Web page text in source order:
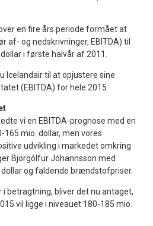
en fire års periode formået at
og nedskrivninger, EBITDA) til
i første halvår af 2011.
Icelandair til at opjustere sine
(EBITDA) for hele 2015.
vi en EBITDA-prognose med en
mio. dollar, men vores
udvikling i markedet omkring
Björgólfur Jóhannsson med
og faldende brændstofpriser.
i betragtning, bliver det nu antaget,
vil ligge i niveauet 180-185 mio.